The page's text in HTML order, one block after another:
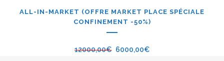
ALL-IN-MARKET (OFFRE MARKET PLACE SPÉCIALE
CONFINEMENT -50%)
12000,00€ 6000,00€